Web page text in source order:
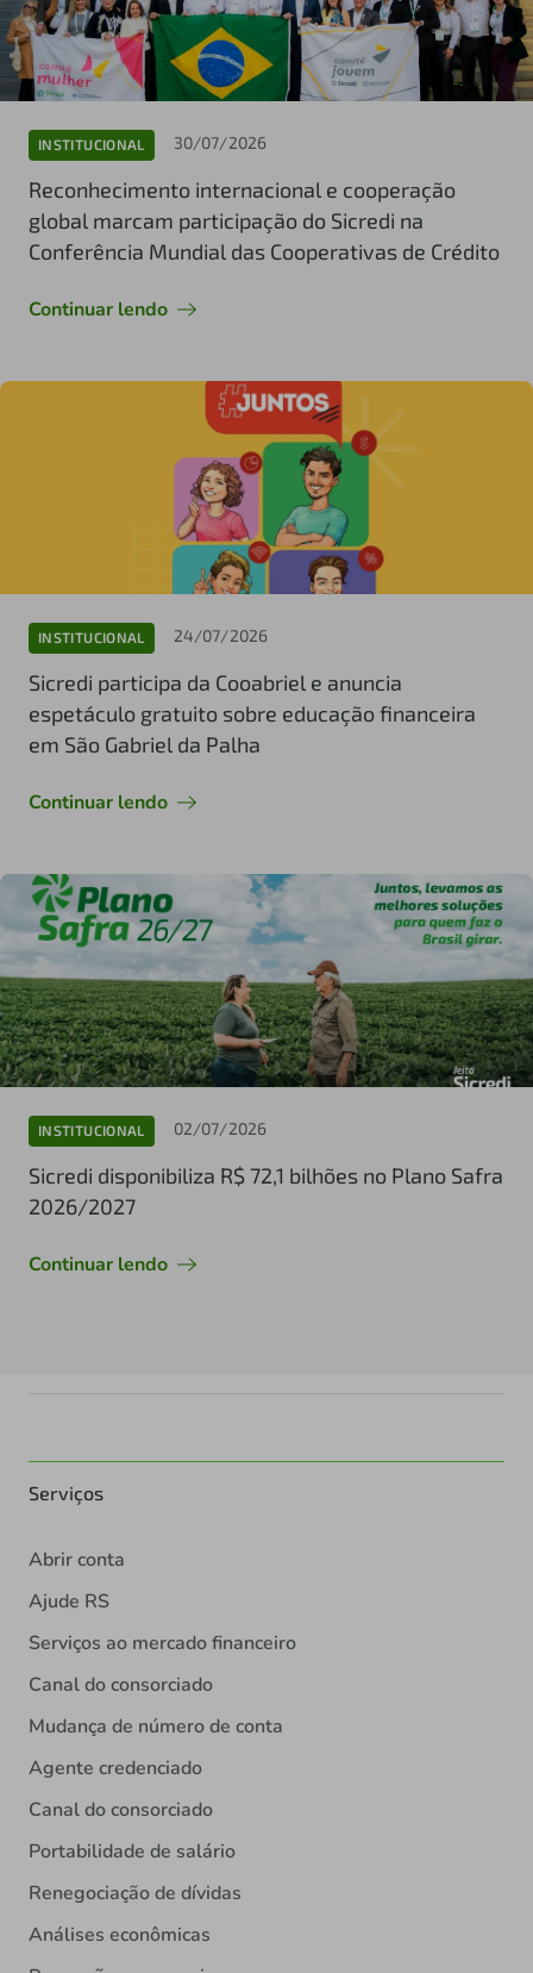
INSTITUCIONAL 30/07/2026
Reconhecimento internacional e cooperação
global marcam participação do Sicredi na
Conferência Mundial das Cooperativas de Crédito
Continuar lendo
INSTITUCIONAL 24/07/2026
Sicredi participa da Cooabriel e anuncia
espetáculo gratuito sobre educação financeira
em São Gabriel da Palha
Continuar lendo
INSTITUCIONAL 02/07/2026
Sicredi disponibiliza R$ 72,1 bilhões no Plano Safra
2026/2027
Continuar lendo
Serviços
Abrir conta
Ajude RS
Serviços ao mercado financeiro
Canal do consorciado
Mudança de número de conta
Agente credenciado
Canal do consorciado
Portabilidade de salário
Renegociação de dívidas
Análises econômicas